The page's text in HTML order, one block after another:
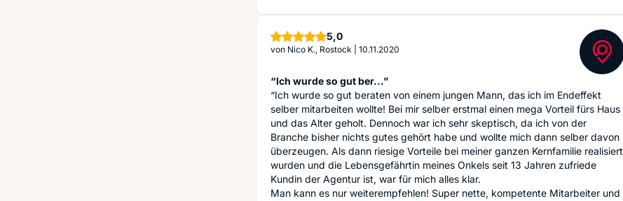
5,0Sterne
von Nico K., Rostock 10.11.2020
“Ich wurde so gut ber...”
“Ich wurde so gut beraten von einem jungen Mann, das ich im Endeffekt
selber mitarbeiten wollte! Bei mir selber erstmal einen mega Vorteil fürs Haus
und das Alter geholt. Dennoch war ich sehr skeptisch, da ich von der
Branche bisher nichts gutes gehört habe und wollte mich dann selber davon
überzeugen. Als dann riesige Vorteile bei meiner ganzen Kernfamilie realisiert
wurden und die Lebensgefährtin meines Onkels seit 13 Jahren zufriede
Kundin der Agentur ist, war für mich alles klar.
Man kann es nur weiterempfehlen! Super nette, kompetente Mitarbeiter und